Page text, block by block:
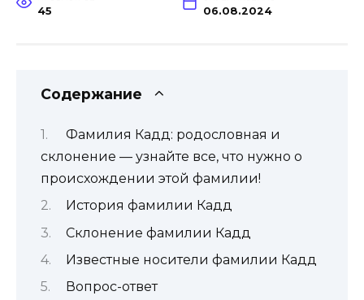
45 06.08.2024
Содержание
Фамилия Кадд: родословная и
склонение — узнайте все, что нужно о
происхождении этой фамилии!
История фамилии Кадд
Склонение фамилии Кадд
Известные носители фамилии Кадд
Вопрос-ответ